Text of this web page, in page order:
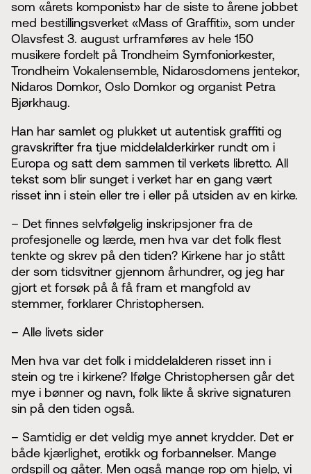
som «årets komponist» har de siste to årene jobbet
med bestillingsverket «Mass of Graffiti», som under
Olavsfest 3. august urframføres av hele 150
musikere fordelt på Trondheim Symfoniorkester,
Trondheim Vokalensemble, Nidarosdomens jentekor,
Nidaros Domkor, Oslo Domkor og organist Petra
Bjørkhaug.
Han har samlet og plukket ut autentisk graffiti og
gravskrifter fra tjue middelalderkirker rundt om i
Europa og satt dem sammen til verkets libretto. All
tekst som blir sunget i verket har en gang vært
risset inn i stein eller tre i eller på utsiden av en kirke.
– Det finnes selvfølgelig inskripsjoner fra de
profesjonelle og lærde, men hva var det folk flest
tenkte og skrev på den tiden? Kirkene har jo stått
der som tidsvitner gjennom århundrer, og jeg har
gjort et forsøk på å få fram et mangfold av
stemmer, forklarer Christophersen.
– Alle livets sider
Men hva var det folk i middelalderen risset inn i
stein og tre i kirkene? Ifølge Christophersen går det
mye i bønner og navn, folk likte å skrive signaturen
sin på den tiden også.
– Samtidig er det veldig mye annet krydder. Det er
både kjærlighet, erotikk og forbannelser. Mange
ordspill og gåter. Men også mange rop om hjelp, vi